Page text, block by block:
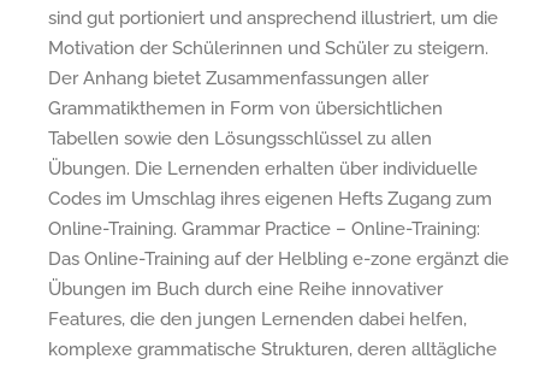
sind gut portioniert und ansprechend illustriert, um die
Motivation der Schülerinnen und Schüler zu steigern.
Der Anhang bietet Zusammenfassungen aller
Grammatikthemen in Form von übersichtlichen
Tabellen sowie den Lösungsschlüssel zu allen
Übungen. Die Lernenden erhalten über individuelle
Codes im Umschlag ihres eigenen Hefts Zugang zum
Online-Training. Grammar Practice – Online-Training:
Das Online-Training auf der Helbling e-zone ergänzt die
Übungen im Buch durch eine Reihe innovativer
Features, die den jungen Lernenden dabei helfen,
komplexe grammatische Strukturen, deren alltägliche